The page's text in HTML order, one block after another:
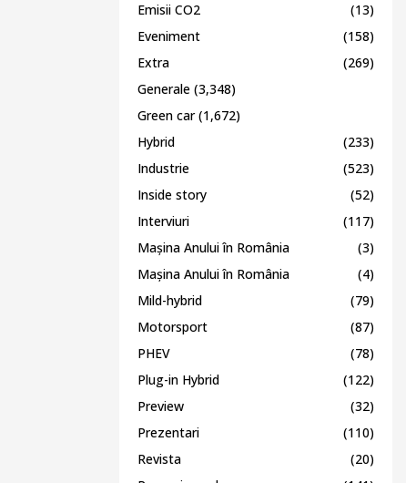
Emisii CO2
(13)
Eveniment
(158)
Extra
(269)
Generale (3,348)
Green car(1,672)
Hybrid
(233)
Industrie
(523)
Inside story
(52)
Interviuri
(117)
Mașina Anului în România
(3)
Mașina Anului în România
(4)
Mild-hybrid
(79)
Motorsport
(87)
PHEV
(78)
Plug-in Hybrid
(122)
Preview
(32)
Prezentari
(110)
Revista
(20)